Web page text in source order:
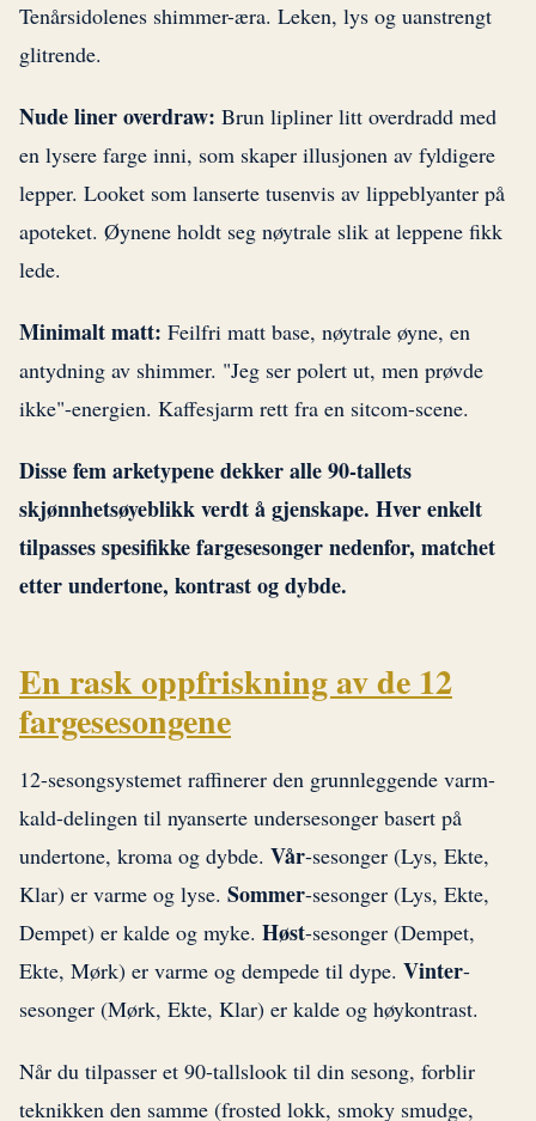
Tenårsidolenes shimmer-æra. Leken, lys og uanstrengt
glitrende.
Nude liner overdraw: Brun lipliner litt overdradd med
en lysere farge inni, som skaper illusjonen av fyldigere
lepper. Looket som lanserte tusenvis av lippeblyanter på
apoteket. Øynene holdt seg nøytrale slik at leppene fikk
lede.
Minimalt matt: Feilfri matt base, nøytrale øyne, en
antydning av shimmer. "Jeg ser polert ut, men prøvde
ikke"-energien. Kaffesjarm rett fra en sitcom-scene.
Disse fem arketypene dekker alle 90-tallets
skjønnhetsøyeblikk verdt å gjenskape. Hver enkelt
tilpasses spesifikke fargesesonger nedenfor, matchet
etter undertone, kontrast og dybde.
En rask oppfriskning av de 12
fargesesongene
12-sesongsystemet raffinerer den grunnleggende varm-
kald-delingen til nyanserte undersesonger basert på
undertone, kroma og dybde. Vår-sesonger (Lys, Ekte,
Klar) er varme og lyse. Sommer-sesonger (Lys, Ekte,
Dempet) er kalde og myke. Høst-sesonger (Dempet,
Ekte, Mørk) er varme og dempede til dype. Vinter-
sesonger (Mørk, Ekte, Klar) er kalde og høykontrast.
Når du tilpasser et 90-tallslook til din sesong, forblir
teknikken den samme (frosted lokk, smoky smudge,